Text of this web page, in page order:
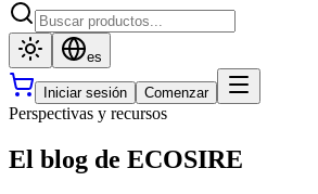
es
Iniciar sesión Comenzar
Perspectivas y recursos
El blog de ECOSIRE